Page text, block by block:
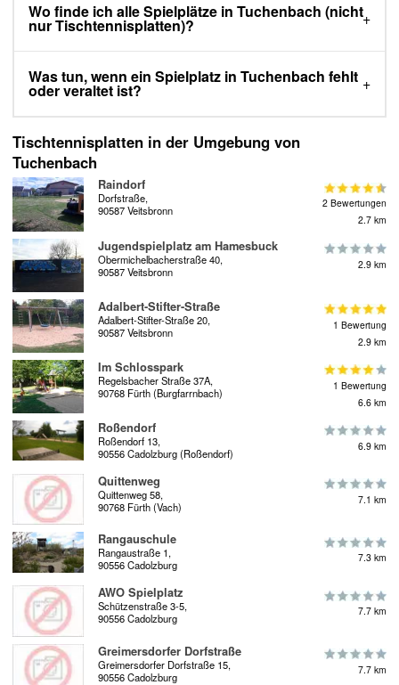
Wo finde ich alle Spielplätze in Tuchenbach (nicht
nur Tischtennisplatten)?
Was tun, wenn ein Spielplatz in Tuchenbach fehlt
oder veraltet ist?
Tischtennisplatten in der Umgebung von
Tuchenbach
Raindorf
Dorfstraße,
90587 Veitsbronn
2 Bewertungen
2.7 km
Jugendspielplatz am Hamesbuck
Obermichelbacherstraße 40,
90587 Veitsbronn
2.9 km
Adalbert-Stifter-Straße
Adalbert-Stifter-Straße 20,
90587 Veitsbronn
1 Bewertung
2.9 km
Im Schlosspark
Regelsbacher Straße 37A,
90768 Fürth (Burgfarrnbach)
1 Bewertung
6.6 km
Roßendorf
Roßendorf 13,
90556 Cadolzburg (Roßendorf)
6.9 km
Quittenweg
Quittenweg 58,
90768 Fürth (Vach)
7.1 km
Rangauschule
Rangaustraße 1,
90556 Cadolzburg
7.3 km
AWO Spielplatz
Schützenstraße 3-5,
90556 Cadolzburg
7.7 km
Greimersdorfer Dorfstraße
Greimersdorfer Dorfstraße 15,
90556 Cadolzburg
7.7 km